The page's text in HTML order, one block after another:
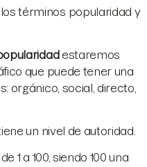
términos popularidad y
estaremos
que puede tener una
orgánico, social, directo,
un nivel de autoridad.
1 a 100, siendo 100 una